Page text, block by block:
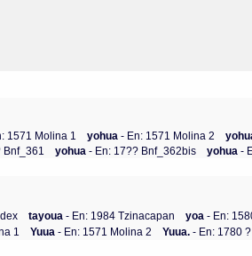
1571 Molina 1 yohua- En: 1571 Molina 2
Bnf_361 yohua- En: 17?? Bnf_362bis yohua-
tayoua - En: 1984 Tzinacapan yoa - En:
1 Yuua - En: 1571 Molina 2 Yuua. - En: 1780